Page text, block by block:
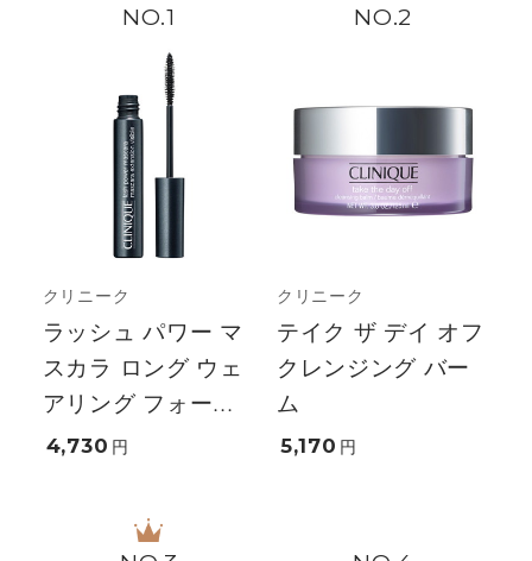
1
クリニーク
ラッシュ パワー マ
スカラ ロング ウェ
アリング フォー...
4,730 円
2
クリニーク
テイク ザ デイ オフ
クレンジング バー
ム
5,170 円